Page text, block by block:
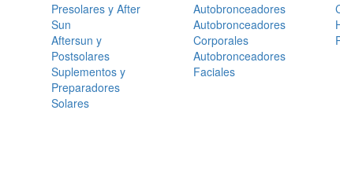
Presolares y After
Sun
Aftersun y
Postsolares
Suplementos y
Preparadores
Solares
Autobronceadores
Autobronceadores
Corporales
Autobronceadores
Faciales